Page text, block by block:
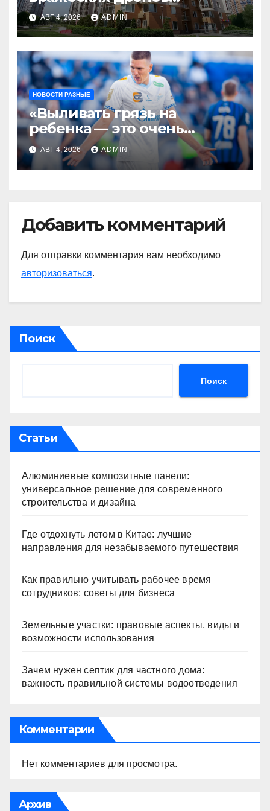
уничтожены за день
АВГ 4, 2026 ADMIN
НОВОСТИ РАЗНЫЕ
«Выливать грязь на
ребенка — это очень
мерзкая история» —
Радимов о ситуации с
сыном Соболева
АВГ 4, 2026 ADMIN
Добавить комментарий
Для отправки комментария вам необходимо
авторизоваться.
Поиск
Поиск
Статьи
Алюминиевые композитные панели:
универсальное решение для современного
строительства и дизайна
Где отдохнуть летом в Китае: лучшие
направления для незабываемого путешествия
Как правильно учитывать рабочее время
сотрудников: советы для бизнеса
Земельные участки: правовые аспекты, виды и
возможности использования
Зачем нужен септик для частного дома:
важность правильной системы водоотведения
Комментарии
Нет комментариев для просмотра.
Архив